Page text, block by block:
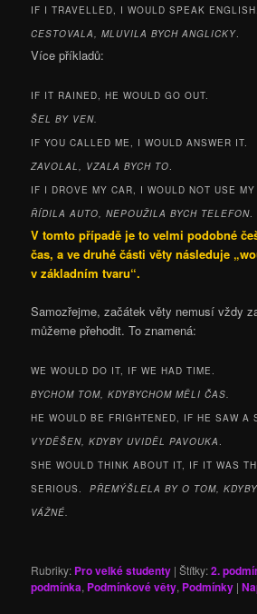
IF I TRAVELLED, I WOULD SPEAK
CESTOVALA, MLUVILA BYCH ANGLICKY
Více příkladů:
IF IT RAINED, HE WOULD GO
ŠEL BY VEN.
IF YOU CALLED ME, I WOULD ANSWER
ZAVOLAL, VZALA BYCH TO
IF I DROVE MY CAR, I WOULD NOT USE
ŘÍDILA AUTO, NEPOUŽILA BYCH TELEFON
V tomto případě je to velmi podobné
čas, a ve druhé části věty následuje
v základním tvaru“.
Samozřejme, začátek věty nemusí vždy
můžeme přehodit. To znamená:
WE WOULD DO IT, IF WE
BYCHOM TOM, KDYBYCHOM MĚLI ČAS.
HE WOULD BE FRIGHTENED, IF HE SAW
VYDĚŠEN, KDYBY UVIDĚL PAVOUKA .
SHE WOULD THINK ABOUT IT, IF IT WAS
SERIOUS.PŘEMÝŠLELA BY O TOM,
VÁŽNÉ.
Rubriky: Pro velké studenty |Štítky:2.
podmínka, Podmínkové věty, Podmínky |